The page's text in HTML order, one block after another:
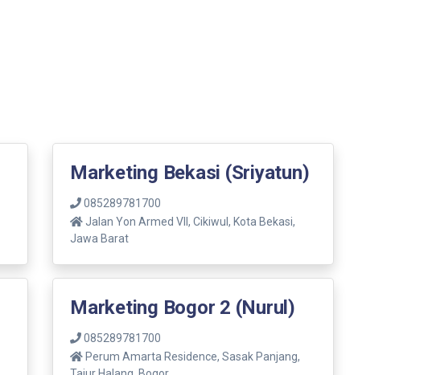
Marketing Bekasi (Sriyatun)
085289781700
Jalan Yon Armed VII, Cikiwul, Kota Bekasi,
Jawa Barat
Marketing Bogor 2 (Nurul)
085289781700
Perum Amarta Residence, Sasak Panjang,